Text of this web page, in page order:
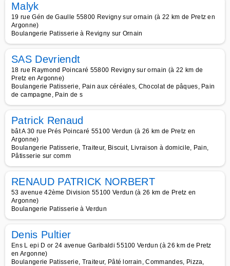
Malyk
19 rue Gén de Gaulle 55800 Revigny sur ornain (à 22 km de Pretz en
Argonne)
Boulangerie Patisserie à Revigny sur Ornain
SAS Devriendt
18 rue Raymond Poincaré 55800 Revigny sur ornain (à 22 km de
Pretz en Argonne)
Boulangerie Patisserie, Pain aux céréales, Chocolat de pâques, Pain
de campagne, Pain de s
Patrick Renaud
bât A 30 rue Prés Poincaré 55100 Verdun (à 26 km de Pretz en
Argonne)
Boulangerie Patisserie, Traiteur, Biscuit, Livraison à domicile, Pain,
Pâtisserie sur comm
RENAUD PATRICK NORBERT
53 avenue 42ème Division 55100 Verdun (à 26 km de Pretz en
Argonne)
Boulangerie Patisserie à Verdun
Denis Pultier
Ens L epi D or 24 avenue Garibaldi 55100 Verdun (à 26 km de Pretz
en Argonne)
Boulangerie Patisserie, Traiteur, Pâté lorrain, Commandes, Pizza,